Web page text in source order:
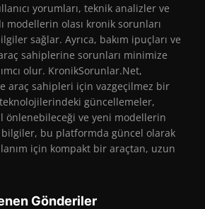
yorumları, teknik analizler ve
modellerin olası kronik sorunları
sağlar. Ayrıca, bakım ipuçları ve
sahiplerine sorunları minimize
olur. KronikSorunlar.Net,
araç sahipleri için vazgeçilmez bir
teknolojilerindeki güncellemeler,
önlenebileceği ve yeni modellerin
bilgiler, bu platformda güncel olarak
için kompakt bir araçtan, uzun
Gönderiler